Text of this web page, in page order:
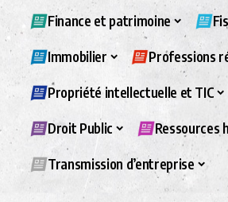
Finance et patrimoine
Immobilier Professions
Propriété intellectuelle et TIC
Droit Public Ressources
Transmission d’entreprise